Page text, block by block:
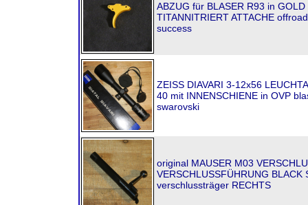
ABZUG für BLASER R93 in GOLD
TITANNITRIERT ATTACHE
success
ZEISS DIAVARI 3-12x56
40 mit INNENSCHIENE in OVP
swarovski
original MAUSER M03
VERSCHLUSSFÜHRUNG BLACK
verschlussträger RECHTS